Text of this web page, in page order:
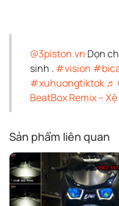
@3piston.vn Dọn
sinh . #vision
#xuhuongtiktok ♬
BeatBox Remix –
Sản phẩm liên quan